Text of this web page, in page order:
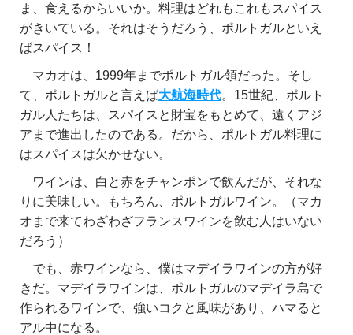
ま、食えるからいいか。料理はどれもこれもスパイス
がきいている。それはそうだろう、ポルトガルといえ
ばスパイス！
マカオは、1999年までポルトガル領だった。そし
て、ポルトガルと言えば大航海時代。15世紀、ポルト
ガル人たちは、スパイスと財宝をもとめて、遠くアジ
アまで進出したのである。だから、ポルトガル料理に
はスパイスは欠かせない。
ワインは、白と赤をチャンポンで飲んだが、それな
りに美味しい。もちろん、ポルトガルワイン。（マカ
オまで来てわざわざフランスワインを飲む人はいない
だろう）
でも、赤ワインなら、僕はマデイラワインの方が好
きだ。マデイラワインは、ポルトガルのマデイラ島で
作られるワインで、強いコクと風味があり、ハマると
アル中になる。